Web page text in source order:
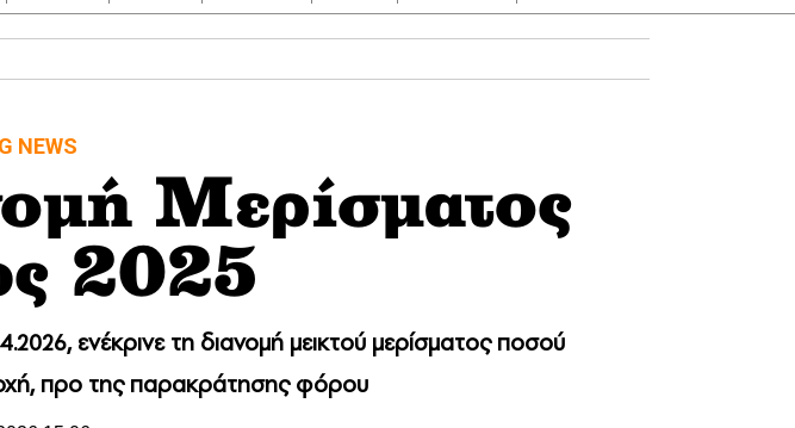
NEWS
Μερίσματος
2025
ενέκρινε τη διανομή μεικτού μερίσματος ποσού
προ της παρακράτησης φόρου